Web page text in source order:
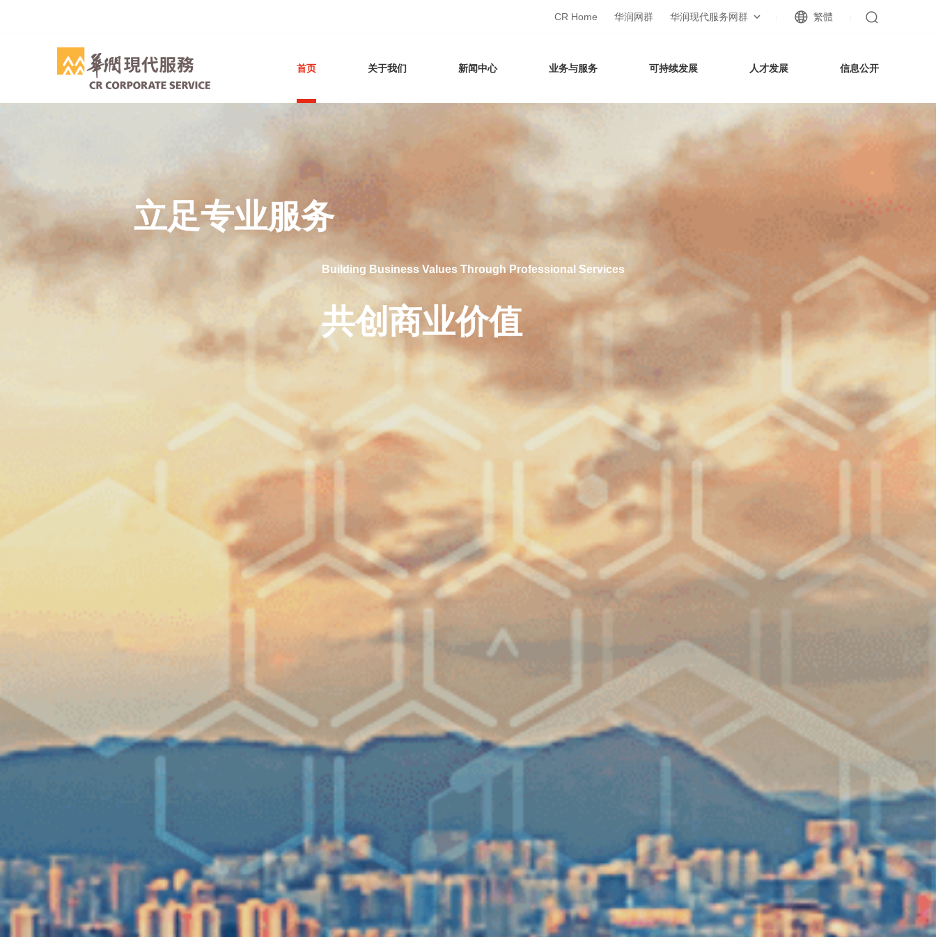
CR Home 华润网群 华润现代服务网群 繁體
首页 关于我们 新闻中心 业务与服务 可持续发展 人才发展 信息公开
立足专业服务
Building Business Values Through Professional Services
共创商业价值
成为香港和内地具有重要市场影响力的
To Be a Leading Modern Service Enterprise in China
现代服务业领先企业
立足专业服务
Building Business Values Through Professional Services
共创商业价值
成为香港和内地具有重要市场影响力的
To Be a Leading Modern Service Enterprise in China
现代服务业领先企业